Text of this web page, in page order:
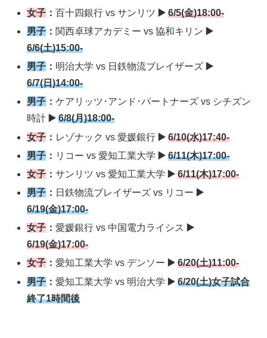
女子 ：百十四銀行 vs サンリツ ▶️6/5(金)18:00-
男子 ： 関西卓球アカデミー vs 協和キリン ▶️
6/6(土)15:00-
男子 ： 明治大学 vs 日鉄物流ブレイザーズ ▶️
6/7(日)14:00-
男子 ：ケアリッツ･アンド･パートナーズ vs シチズン
時計 ▶️6/8(月)18:00-
女子 ： レゾナック vs 愛媛銀行 ▶️6/10(水)17:40-
男子 ： リコー vs 愛知工業大学 ▶️6/11(木)17:00-
女子 ：サンリツ vs 愛知工業大学 ▶️6/11(木)17:00-
男子 ： 日鉄物流ブレイザーズ vs リコー ▶️
6/19(金)17:00-
女子 ：愛媛銀行 vs 中国電力ライシス ▶️
6/19(金)17:00-
女子 ：愛知工業大学 vs デンソー ▶️6/20(土)11:00-
男子 ：愛知工業大学 vs 明治大学 ▶️6/20(土)女子試合
終了1時間後